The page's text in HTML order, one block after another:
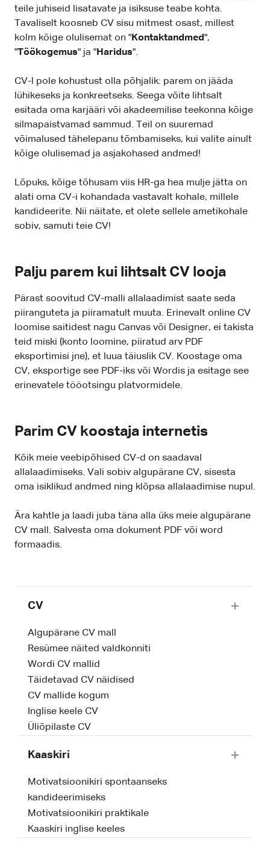
teile juhiseid lisatavate ja isiksuse teabe kohta.
Tavaliselt koosneb CV sisu mitmest osast, millest
kolm kõige olulisemat on "Kontaktandmed",
"Töökogemus" ja "Haridus".
CV-l pole kohustust olla põhjalik: parem on jääda
lühikeseks ja konkreetseks. Seega võite lihtsalt
esitada oma karjääri või akadeemilise teekonna kõige
silmapaistvamad sammud. Teil on suuremad
võimalused tähelepanu tõmbamiseks, kui valite ainult
kõige olulisemad ja asjakohased andmed!
Lõpuks, kõige tõhusam viis HR-ga hea mulje jätta on
alati oma CV-i kohandada vastavalt kohale, millele
kandideerite. Nii näitate, et olete sellele ametikohale
sobiv, samuti teie CV!
Palju parem kui lihtsalt CV looja
Pärast soovitud CV-malli allalaadimist saate seda
piiranguteta ja piiramatult muuta. Erinevalt online CV
loomise saitidest nagu Canvas või Designer, ei takista
teid miski (konto loomine, piiratud arv PDF
eksportimisi jne), et luua täiuslik CV. Koostage oma
CV, eksportige see PDF-iks või Wordis ja esitage see
erinevatele tööotsingu platvormidele.
Parim CV koostaja internetis
Kõik meie veebipõhised CV-d on saadaval
allalaadimiseks. Vali sobiv algupärane CV, sisesta
oma isiklikud andmed ning klõpsa allalaadimise nupul.
Ära kahtle ja laadi juba täna alla üks meie algupärane
CV mall. Salvesta oma dokument PDF või word
formaadis.
CV
Algupärane CV mall
Resümee näited valdkonniti
Wordi CV mallid
Täidetavad CV näidised
CV mallide kogum
Inglise keele CV
Üliõpilaste CV
Kaaskiri
Motivatsioonikiri spontaanseks
kandideerimiseks
Motivatsioonikiri praktikale
Kaaskiri inglise keeles